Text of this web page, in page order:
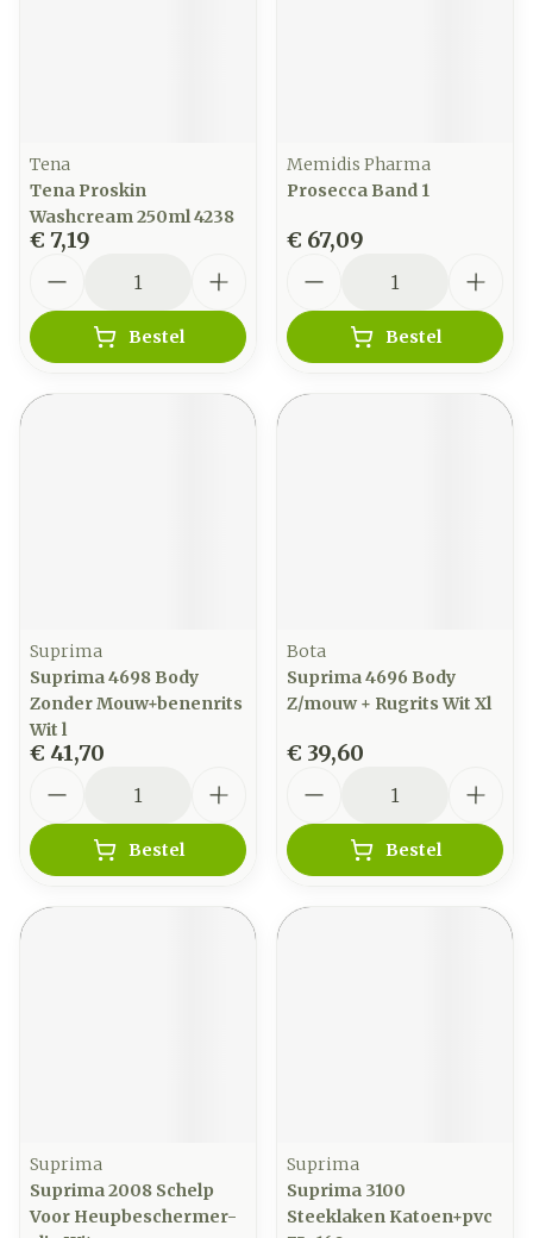
Tena
Tena Proskin
Washcream 250ml 4238
€ 7,19
Bestel
Memidis Pharma
Prosecca Band 1
€ 67,09
Bestel
Suprima
Suprima 4698 Body
Zonder Mouw+benenrits
Wit l
€ 41,70
Bestel
Bota
Suprima 4696 Body
Z/mouw + Rugrits Wit Xl
€ 39,60
Bestel
Suprima
Suprima 2008 Schelp
Voor Heupbeschermer-
Suprima
Suprima 3100
Steeklaken Katoen+pvc